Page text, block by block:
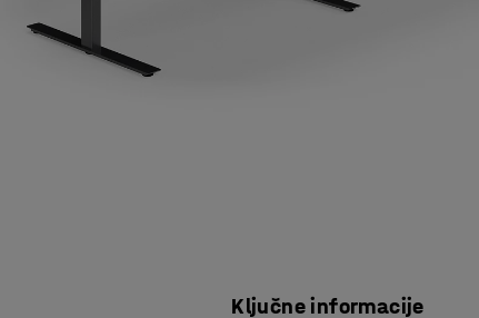
Ključne informacije